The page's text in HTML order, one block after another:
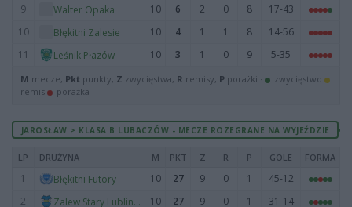
9
Walter Opaka 10 6 2 0 8
17-43
10
Błękitni Zalesie 10 4 1 1 8
14-56
11
Leśnik Płazów 10 3 1 0 9 5-35
M mecze, Pkt punkty, Z zwycięstwa, R remisy, P porażki ·
zwycięstwo
remis
porażka
JAROSŁAW > KLASA B LUBACZÓW - MECZE ROZEGRANE NA WYJEŹDZIE
LP DRUŻYNA M PKT Z R P GOLE FORMA
1 Błękitni Futory 10 27 9 0 1
45-12
2
Zalew Stary Lubliniec 10 27 9 0 1 31-14